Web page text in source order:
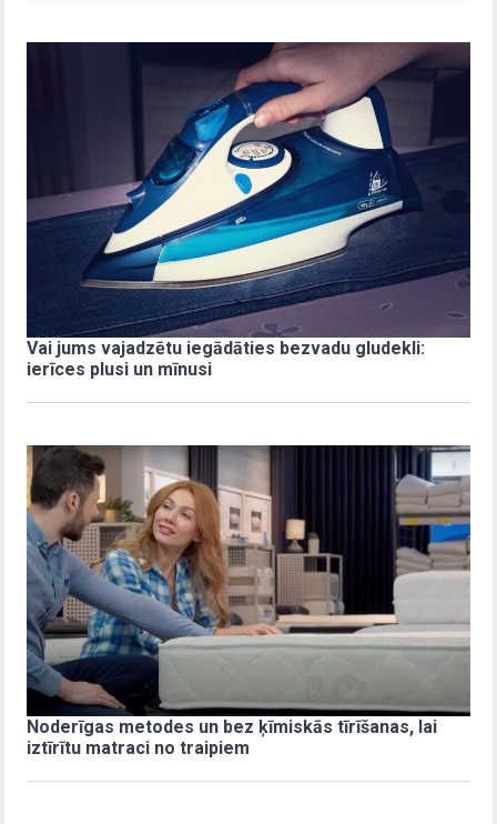
Vai jums vajadzētu iegādāties bezvadu gludekli:
ierīces plusi un mīnusi
Noderīgas metodes un bez ķīmiskās tīrīšanas, lai
iztīrītu matraci no traipiem